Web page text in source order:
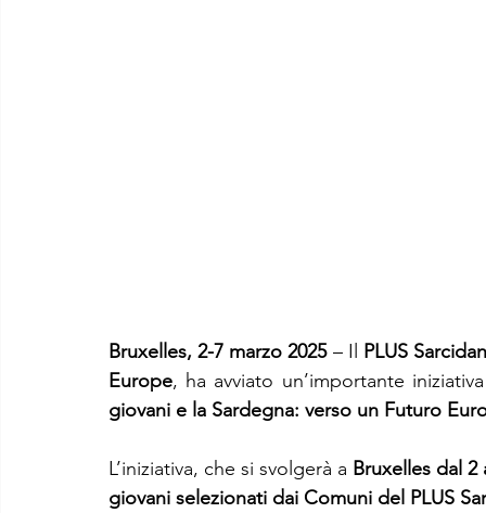
Bruxelles, 2-7 marzo 2025 – Il PLUS
Europe, ha avviato un’importante
giovani e la Sardegna: verso un Futuro
L’iniziativa, che si svolgerà a Bruxelles dal 2
giovani selezionati dai Comuni del PLUS